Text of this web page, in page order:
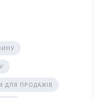
ДЛЯ ПРОДАЖІВ